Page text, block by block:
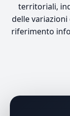
territoriali,
delle
riferimento